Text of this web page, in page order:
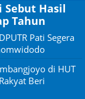
Hasil
Tahun
Pati Segera
di HUT
Beri